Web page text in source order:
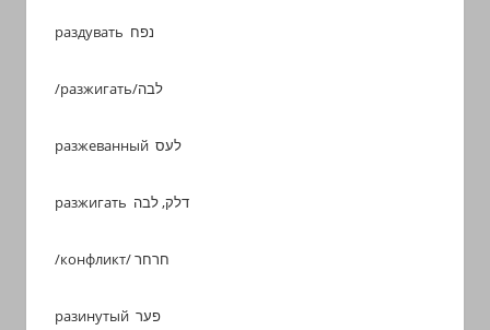
раздувать נפח
/разжигать/לבה
разжеванный לעס
разжигать דלק, לבה
/конфликт/ חרחר
разинутый פער